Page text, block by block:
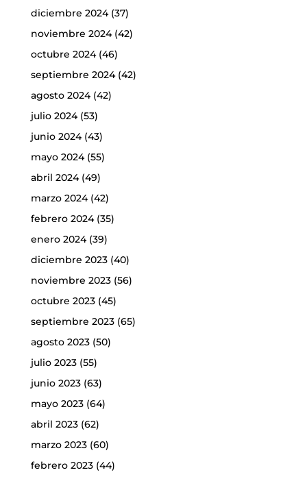
diciembre 2024(37)
noviembre 2024(42)
octubre 2024(46)
septiembre 2024(42)
agosto 2024(42)
julio 2024(53)
junio 2024(43)
mayo 2024(55)
abril 2024(49)
marzo 2024(42)
febrero 2024(35)
enero 2024(39)
diciembre 2023(40)
noviembre 2023(56)
octubre 2023(45)
septiembre 2023(65)
agosto 2023(50)
julio 2023(55)
junio 2023(63)
mayo 2023(64)
abril 2023(62)
marzo 2023(60)
febrero 2023(44)